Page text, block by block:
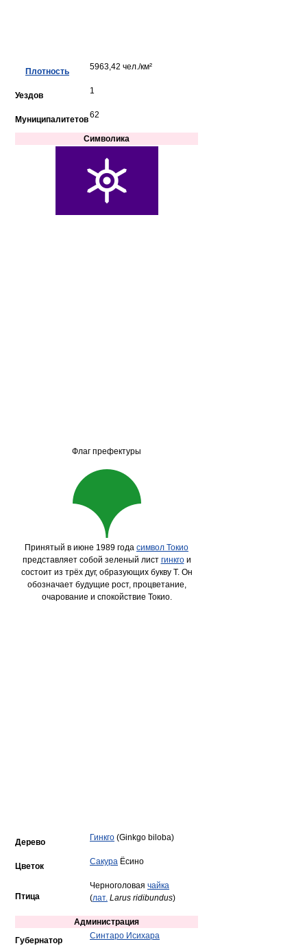
Плотность 5963,42 чел./км²
Уездов 1
Муниципалитетов62
Символика
Флаг префектуры
Принятый в июне 1989 года символ Токио
представляет собой зеленый лист гинкгои
состоит из трёх дуг, образующих букву Т. Он
обозначает будущие рост, процветание,
очарование и спокойствие Токио.
Дерево Гинкго (Ginkgo biloba)
Цветок Сакура Ёсино
Птица
Черноголовая чайка
(лат. Larus ridibundus)
Администрация
Губернатор
Синтаро Исихара